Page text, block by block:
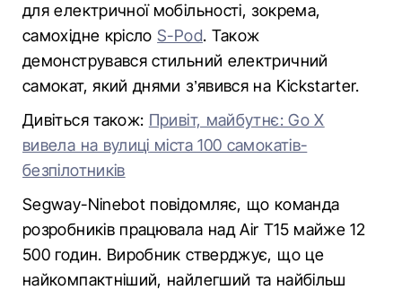
для електричної мобільності, зокрема,
самохідне кріслоS-Pod. Також
демонструвався стильний електричний
самокат, який днями з’явився на Kickstarter.
Дивіться також: Привіт, майбутнє: Go X
вивела на вулиці міста 100 самокатів-
безпілотників
Segway-Ninebot повідомляє, що команда
розробників працювала над Air T15 майже 12
500 годин. Виробник стверджує, що це
найкомпактніший, найлегший та найбільш